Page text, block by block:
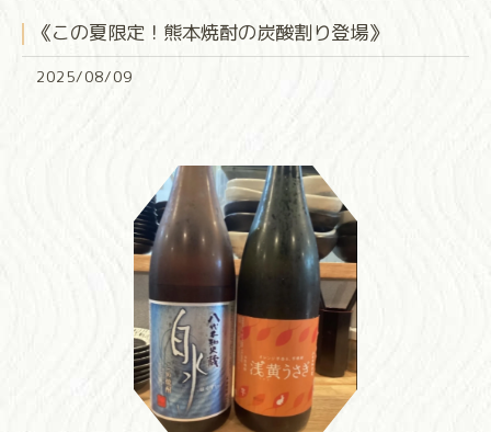
《この夏限定！熊本焼酎の炭酸割り登場》
2025/08/09